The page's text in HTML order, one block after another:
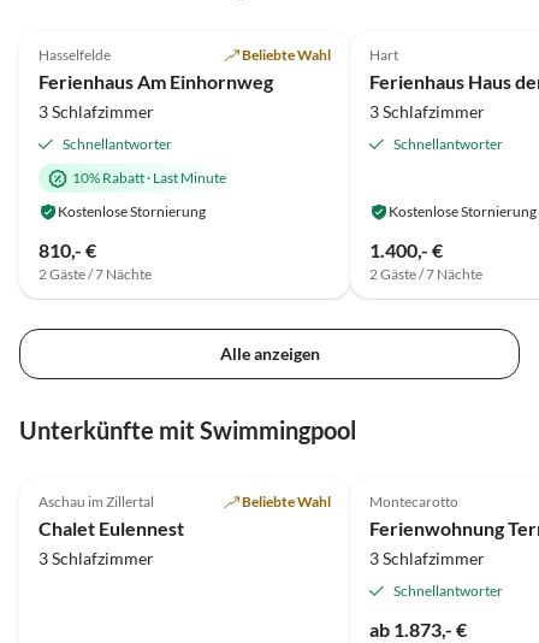
Hasselfelde Beliebte Wahl
Ferienhaus Am Einhornweg
3 Schlafzimmer
Schnellantworter
10% Rabatt· Last Minute
Kostenlose Stornierung
810,- €
2 Gäste / 7 Nächte
Hart
Ferienhaus Haus
3 Schlafzimmer
Schnellantworter
Kostenlose Stornierung
1.400,- €
2 Gäste / 7 Nächte
Alle anzeigen
Unterkünfte mit Swimmingpool
Aschau im Zillertal Beliebte Wahl
Chalet Eulennest
3 Schlafzimmer
Montecarotto
3 Schlafzimmer
Schnellantworter
ab 1.873,- €